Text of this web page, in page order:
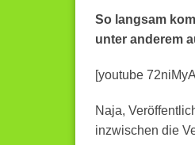
So langsam
unter anderem
[youtube
Naja,
inzwischen die